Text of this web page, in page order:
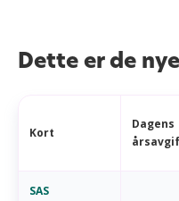
Dette er de
Kort
Dagens
SAS